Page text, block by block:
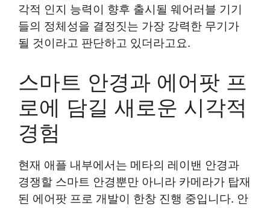
각적 인지 능력이 향후 출시될 웨어러블 기기
들의 정체성을 결정짓는 가장 강력한 무기가
될 것이라고 판단하고 있더라고요.
스마트 안경과 에어팟 프
로에 담길 새로운 시각적
경험
현재 애플 내부에서는 메타의 레이밴 안경과
경쟁할 스마트 안경뿐만 아니라 카메라가 탑재
된 에어팟 프로 개발이 한창 진행 중입니다. 안